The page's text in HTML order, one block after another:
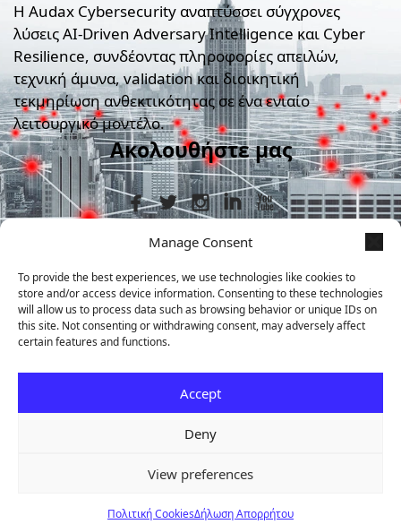
Manage Consent
To provide the best experiences, we use technologies like cookies to
store and/or access device information. Consenting to these technologies
will allow us to process data such as browsing behavior or unique IDs on
this site. Not consenting or withdrawing consent, may adversely affect
certain features and functions.
Accept
Deny
View preferences
Πολιτική CookiesΔήλωση Απορρήτου
Η Audax Cybersecurity αναπτύσσει σύγχρονες
λύσεις AI-Driven Adversary Intelligence και Cyber
Resilience, συνδέοντας πληροφορίες απειλών,
τεχνική άμυνα, validation και διοικητική
τεκμηρίωση ανθεκτικότητας σε ένα ενιαίο
λειτουργικό μοντέλο.
Ακολουθήστε μας
+30 210 9839367
Μεταμορφώσεως 7, Άγιος Δημήτριος,
ΤΚ 17341
info@audax.gr
2026 © Audax Cybersecurity
Email Security
Ζητήστε δωρεάν αξιολόγηση